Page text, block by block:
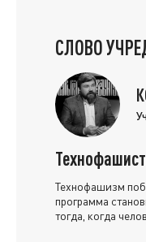
СЛОВО
Технофашизм
программа
тогда, когда